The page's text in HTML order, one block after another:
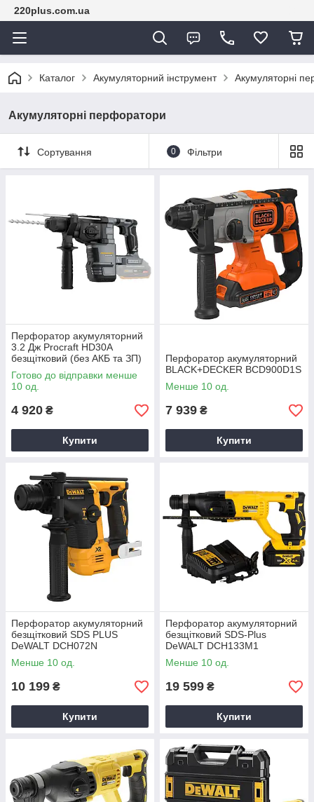
220plus.com.ua
Каталог Акумуляторний інструмент Акумуляторні
Акумуляторні перфоратори
Сортування 0 Фільтри
Перфоратор акумуляторний
3.2 Дж Procraft HD30A
безщітковий (без АКБ та ЗП)
Готово до відправки менше
10 од.
4 920 ₴
Купити
Перфоратор акумуляторний
BLACK+DECKER BCD900D1S
Менше 10 од.
7 939 ₴
Купити
Перфоратор акумуляторний
безщітковий SDS PLUS
DeWALT DCH072N
Менше 10 од.
10 199 ₴
Купити
Перфоратор акумуляторний
безщітковий SDS-Plus
DeWALT DCH133M1
Менше 10 од.
19 599 ₴
Купити